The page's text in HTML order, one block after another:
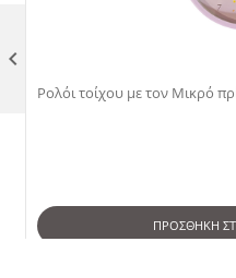
Ρολόι τοίχου με τον Μικρό
ΠΡΟΣΘΉΚΗ
